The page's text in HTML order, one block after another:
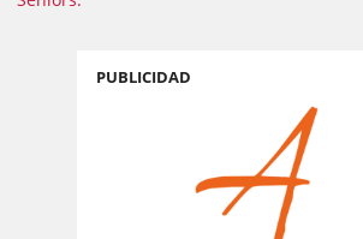
PUBLICIDAD